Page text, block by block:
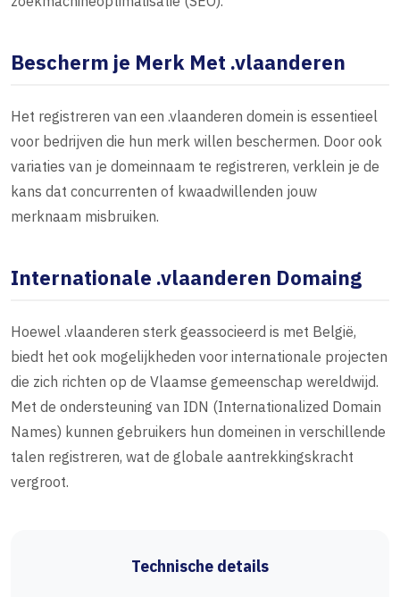
Bescherm je Merk Met .vlaanderen
Het registreren van een .vlaanderen domein is essentieel
voor bedrijven die hun merk willen beschermen. Door ook
variaties van je domeinnaam te registreren, verklein je de
kans dat concurrenten of kwaadwillenden jouw
merknaam misbruiken.
Internationale .vlaanderen Domaing
Hoewel .vlaanderen sterk geassocieerd is met België,
biedt het ook mogelijkheden voor internationale projecten
die zich richten op de Vlaamse gemeenschap wereldwijd.
Met de ondersteuning van IDN (Internationalized Domain
Names) kunnen gebruikers hun domeinen in verschillende
talen registreren, wat de globale aantrekkingskracht
vergroot.
Technische details